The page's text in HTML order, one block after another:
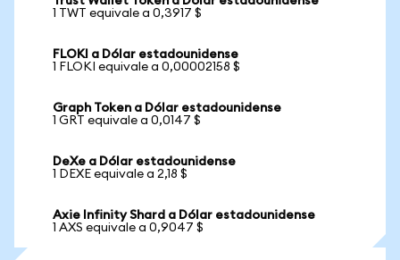
1 TWT equivale a 0,3917 $
FLOKI a Dólar estadounidense
1 FLOKI equivale a 0,00002158 $
Graph Token a Dólar estadounidense
1 GRT equivale a 0,0147 $
DeXe a Dólar estadounidense
1 DEXE equivale a 2,18 $
Axie Infinity Shard a Dólar estadounidense
1 AXS equivale a 0,9047 $